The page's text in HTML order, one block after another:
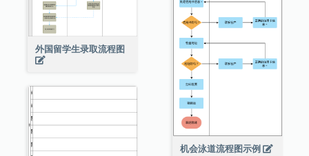
外国留学生录取流程图
机会泳道流程图示例